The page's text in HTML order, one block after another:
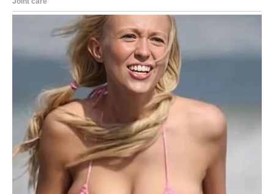
Finansijski, budite oprezni sa rizičnim potezima.
JARAC – Sudbinski preokreti i
važne odluke
Jarac ulazi u period velikih promena. Ono što je dugo bilo
stabilno sada može doživeti obrt, ali taj preokret vodi ka
rastu.